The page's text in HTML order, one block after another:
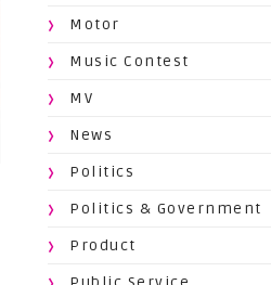
Motor
Music Contest
MV
News
Politics
Politics & Government
Product